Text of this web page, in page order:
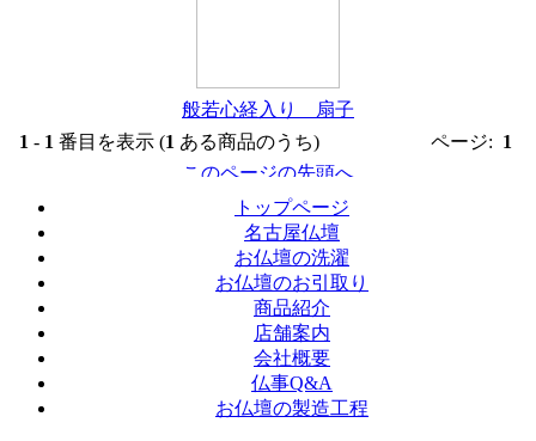
般若心経入り 扇子
1 - 1 番目を表示 (1 ある商品のうち) ページ: 1
トップページ
名古屋仏壇
お仏壇の洗濯
お仏壇のお引取り
商品紹介
店舗案内
会社概要
仏事Q&A
お仏壇の製造工程